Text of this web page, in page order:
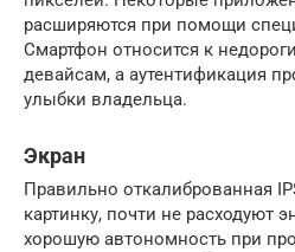
расширяются при помощи
Смартфон относится к
девайсам, а аутентификация
улыбки владельца.
Экран
Правильно откалиброванная
картинку, почти не расходуют
хорошую автономность при